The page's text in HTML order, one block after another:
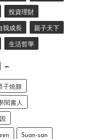
投資理財
我成長 親子天下
生活哲學
子燒雞
閱書人
Suan-san